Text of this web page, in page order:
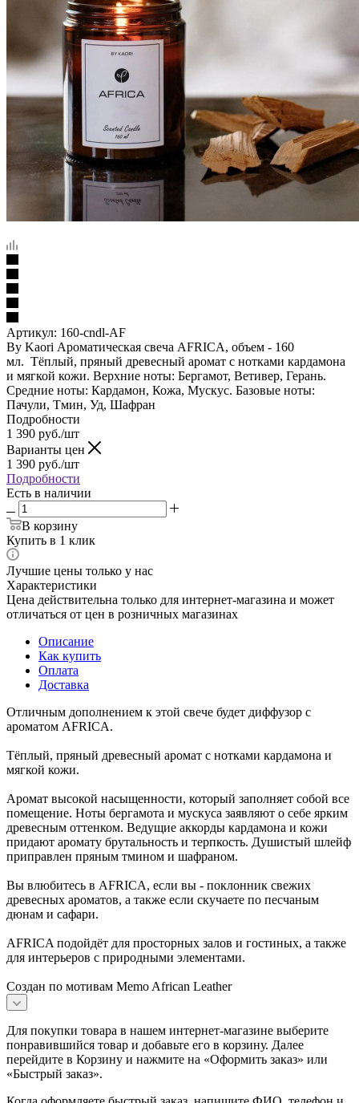
Артикул: 160-cndl-AF
By Kaori Ароматическая свеча AFRICA, объем - 160
мл. Тёплый, пряный древесный аромат с нотками кардамона
и мягкой кожи. Верхние ноты: Бергамот, Ветивер, Герань.
Средние ноты: Кардамон, Кожа, Мускус. Базовые ноты:
Пачули, Тмин, Уд, Шафран
Подробности
1 390 руб./шт
Варианты цен
1 390 руб./шт
Подробности
Есть в наличии
В корзину
Купить в 1 клик
Лучшие цены только у нас
Характеристики
Цена действительна только для интернет-магазина и может
отличаться от цен в розничных магазинах
Описание
Как купить
Оплата
Доставка
Отличным дополнением к этой свече будет диффузор с
ароматом AFRICA.
Тёплый, пряный древесный аромат с нотками кардамона и
мягкой кожи.
Аромат высокой насыщенности, который заполняет собой все
помещение. Ноты бергамота и мускуса заявляют о себе ярким
древесным оттенком. Ведущие аккорды кардамона и кожи
придают аромату брутальность и терпкость. Душистый шлейф
приправлен пряным тмином и шафраном.
Вы влюбитесь в AFRICA, если вы - поклонник свежих
древесных ароматов, а также если скучаете по песчаным
дюнам и сафари.
AFRICA подойдёт для просторных залов и гостиных, а также
для интерьеров с природными элементами.
Создан по мотивам Memo African Leather
Для покупки товара в нашем интернет-магазине выберите
понравившийся товар и добавьте его в корзину. Далее
перейдите в Корзину и нажмите на «Оформить заказ» или
«Быстрый заказ».